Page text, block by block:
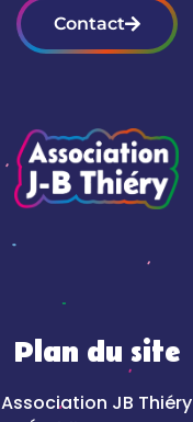
Contact
Plan du site
Association JB Thiéry